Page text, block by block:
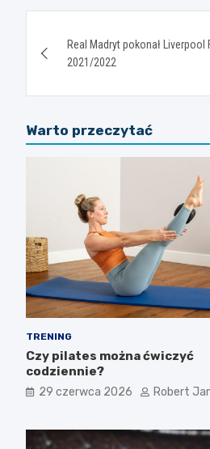
wpisuReal Madryt pokonał
2021/2022
Warto przeczytać
TRENING
Czy pilates można ćwiczyć
codziennie?
29 czerwca 2026 Robert